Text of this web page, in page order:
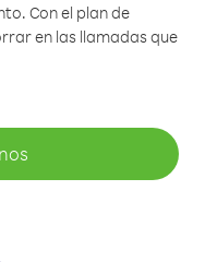
Con el plan de
en las llamadas que